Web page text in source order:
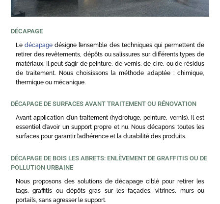
DÉCAPAGE
Ledécapage désigne l’ensemble des techniques qui permettent de
retirer des revêtements, dépôts ou salissures sur différents types de
matériaux. Il peut s’agir de peinture, de vernis, de cire, ou de résidus
de traitement. Nous choisissons la méthode adaptée : chimique,
thermique ou mécanique.
DÉCAPAGE DE SURFACES AVANT TRAITEMENT OU RÉNOVATION
Avant application d’un traitement (hydrofuge, peinture, vernis), il est
essentiel d’avoir un support propre et nu. Nous décapons toutes les
surfaces pour garantir l’adhérence et la durabilité des produits.
DÉCAPAGE DE BOIS LES ABRETS: ENLÈVEMENT DE GRAFFITIS OU DE
POLLUTION URBAINE
Nous proposons des solutions de décapage ciblé pour retirer les
tags, graffitis ou dépôts gras sur les façades, vitrines, murs ou
portails, sans agresser le support.